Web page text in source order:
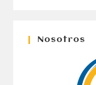
Nosotros